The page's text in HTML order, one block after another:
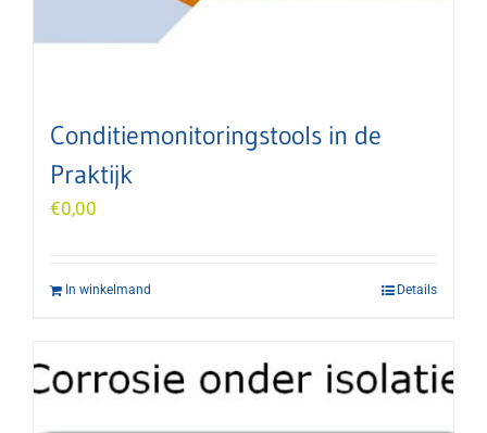
Conditiemonitoringstools in de
Praktijk
€0,00
In winkelmand Details